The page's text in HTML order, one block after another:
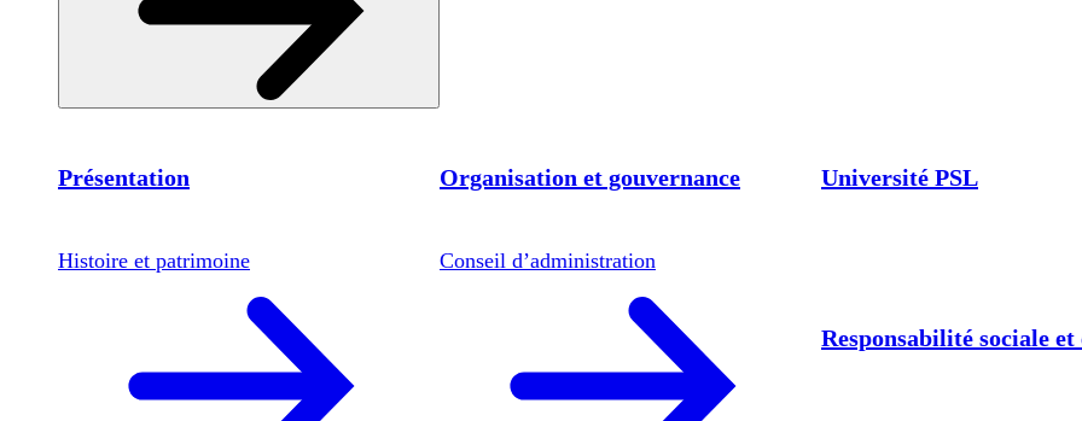
Présentation
Histoire et patrimoine
Organisation et gouvernance
Conseil d’administration
Université PSL
Responsabilité sociale